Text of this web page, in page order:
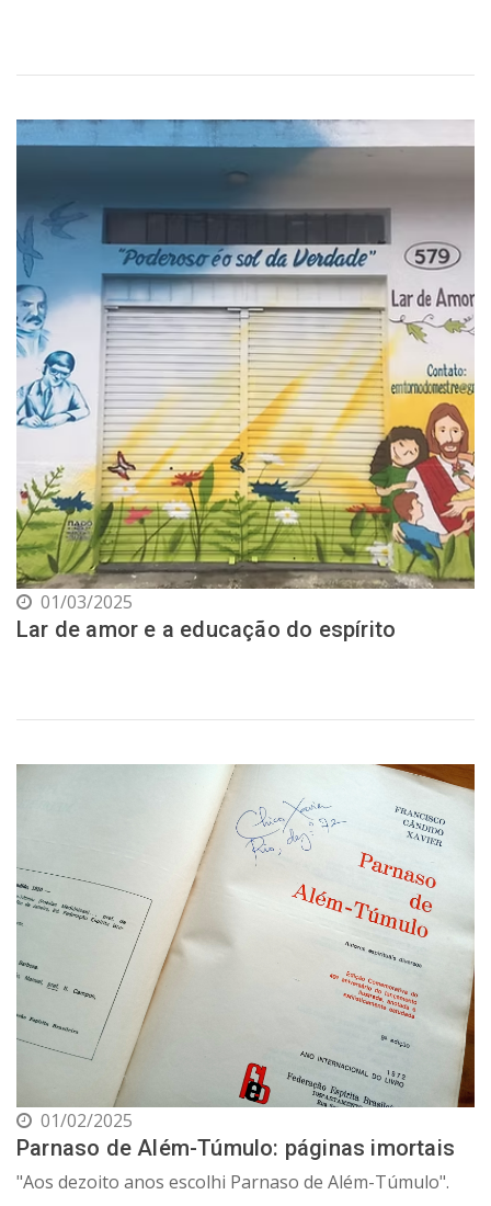
01/03/2025
Lar de amor e a educação do espírito
01/02/2025
Parnaso de Além-Túmulo: páginas imortais
"Aos dezoito anos escolhi Parnaso de Além-Túmulo".